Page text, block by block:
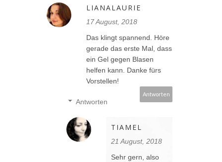
LIANALAURIE
17 August, 2018
Das klingt spannend. Höre
gerade das erste Mal, dass
ein Gel gegen Blasen
helfen kann. Danke fürs
Vorstellen!
Antworten
Antworten
TIAMEL
21 August, 2018
Sehr gern, also